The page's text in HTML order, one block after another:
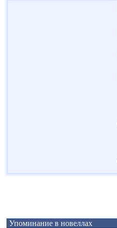
Упоминание в новеллах